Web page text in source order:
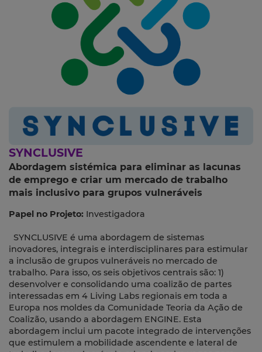
SYNCLUSIVE
Abordagem sistémica para eliminar as lacunas
de emprego e criar um mercado de trabalho
mais inclusivo para grupos vulneráveis
Papel no Projeto: Investigadora
SYNCLUSIVE é uma abordagem de sistemas
inovadores, integrais e interdisciplinares para estimular
a inclusão de grupos vulneráveis ​​no mercado de
trabalho. Para isso, os seis objetivos centrais são: 1)
desenvolver e consolidando uma coalizão de partes
interessadas em 4 Living Labs regionais em toda a
Europa nos moldes da Comunidade Teoria da Ação de
Coalizão, usando a abordagem ENGINE. Esta
abordagem inclui um pacote integrado de intervenções
que estimulem a mobilidade ascendente e lateral de